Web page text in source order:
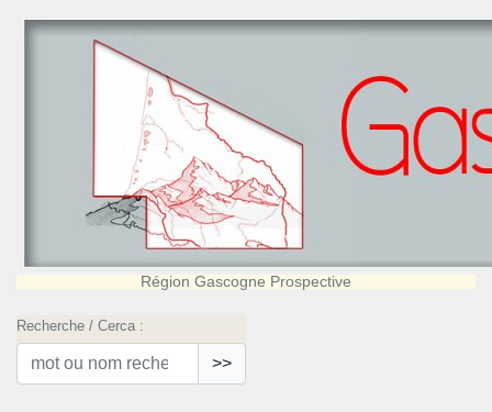
Région Gascogne Prospective
Recherche / Cerca :
>>